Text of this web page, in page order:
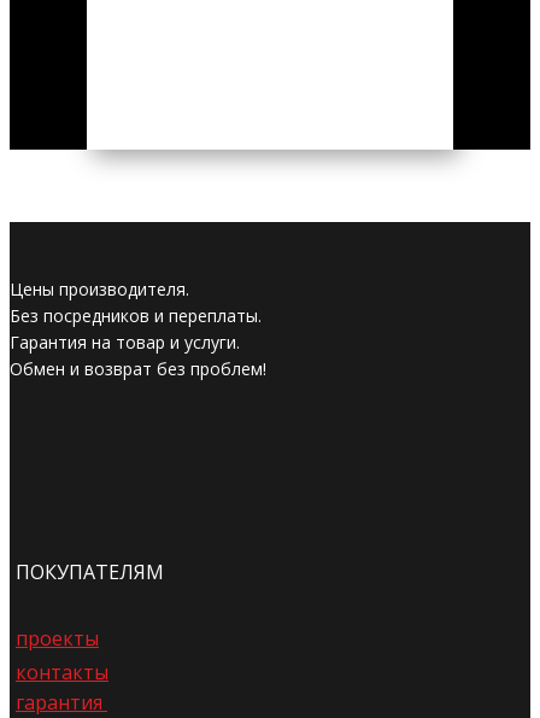
Цены производителя.
Без посредников и переплаты.
Гарантия на товар и услуги.
Обмен и возврат без проблем!
ПОКУПАТЕЛЯМ
проекты
контакты
гарантия